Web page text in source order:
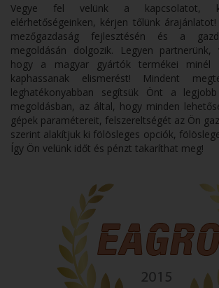
Vegye fel velünk a kapcsolatot,
elérhetőségeinken, kérjen tőlünk
mezőgazdaság fejlesztésén és a
megoldásán dolgozik. Legyen partnerünk,
hogy a magyar gyártók termékei minél
kaphassanak elismerést! Mindent
leghatékonyabban segítsük Önt a
megoldásban, az által, hogy minden
gépek paramétereit, felszereltségét az Ön
szerint alakítjuk ki fölösleges opciók,
Így Ön velünk időt és pénzt takaríthat meg!